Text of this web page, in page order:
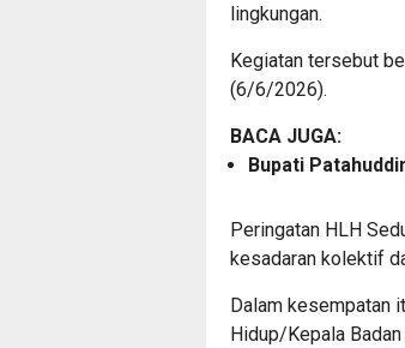
lingkungan.
Kegiatan tersebut
(6/6/2026).
BACA JUGA:
Bupati
Peringatan HLH
kesadaran kolektif
Dalam kesempatan
Hidup/Kepala